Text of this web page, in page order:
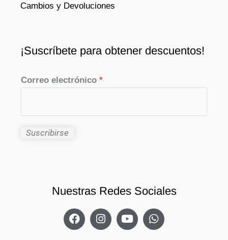
Cambios y Devoluciones
¡Suscríbete para obtener descuentos!
Correo electrónico *
Suscribirse
Nuestras Redes Sociales
F
a
I
n
Y
o
W
h